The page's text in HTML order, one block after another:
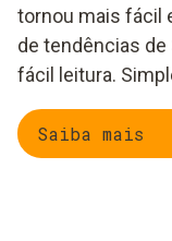
tornou mais fácil
de tendências
fácil leitura.
Saiba mais